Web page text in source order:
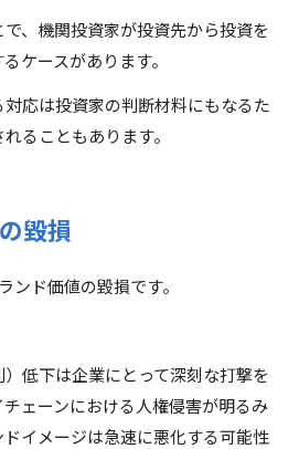
、機関投資家が投資先から投資を
ケースがあります。
応は投資家の判断材料にもなるた
ることもあります。
毀損
ンド価値の毀損です。
低下は企業にとって深刻な打撃を
ェーンにおける人権侵害が明るみ
イメージは急速に悪化する可能性